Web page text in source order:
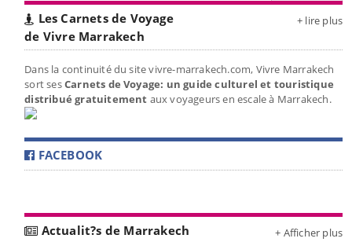
Les Carnets de Voyage
de Vivre Marrakech
+ lire plus
Dans la continuité du site vivre-marrakech.com, Vivre Marrakech
sort sesCarnets de Voyage: un guide culturel et touristique
distribué gratuitement aux voyageurs en escale à Marrakech.
FACEBOOK
Actualit?s de Marrakech + Afficher plus